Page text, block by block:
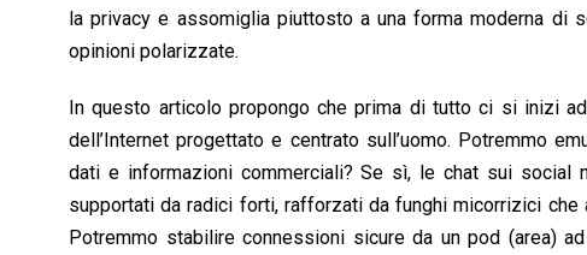
la privacy e assomiglia piuttosto a una forma moderna di
opinioni polarizzate.
In questo articolo propongo che prima di tutto ci si inizi
dell’Internet progettato e centrato sull’uomo. Potremmo
dati e informazioni commerciali? Se sì, le chat sui social
supportati da radici forti, rafforzati da funghi micorrizici
Potremmo stabilire connessioni sicure da un pod (area)